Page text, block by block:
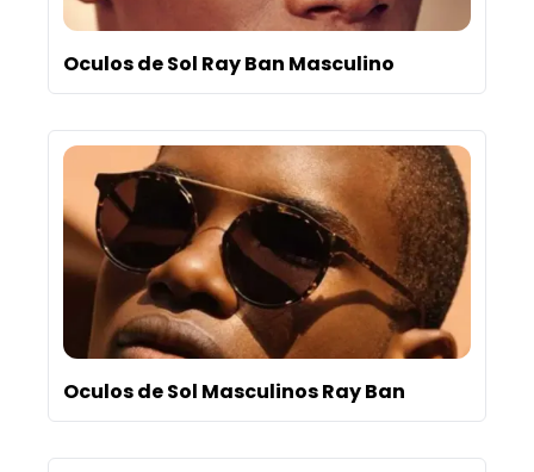
Oculos de Sol Ray Ban Masculino
Oculos de Sol Masculinos Ray Ban